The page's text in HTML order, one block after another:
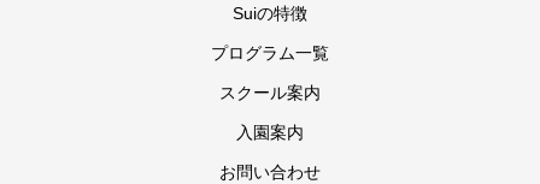
Suiの特徴
プログラム一覧
スクール案内
入園案内
お問い合わせ